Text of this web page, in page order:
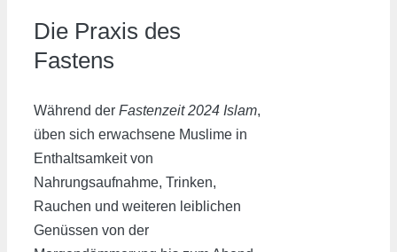
Die Praxis des
Fastens
Während der Fastenzeit 2024 Islam,
üben sich erwachsene Muslime in
Enthaltsamkeit von
Nahrungsaufnahme, Trinken,
Rauchen und weiteren leiblichen
Genüssen von der